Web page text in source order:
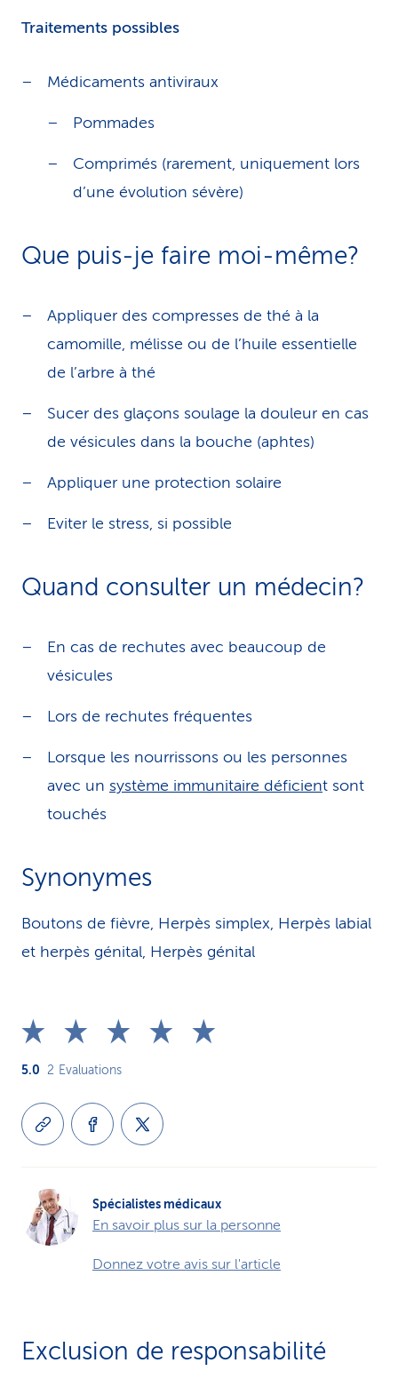
Traitements possibles
Médicaments antiviraux
Pommades
Comprimés (rarement, uniquement lors
d’une évolution sévère)
Que puis-je faire moi-même?
Appliquer des compresses de thé à la
camomille, mélisse ou de l’huile essentielle
de l’arbre à thé
Sucer des glaçons soulage la douleur en cas
de vésicules dans la bouche (aphtes)
Appliquer une protection solaire
Eviter le stress, si possible
Quand consulter un médecin?
En cas de rechutes avec beaucoup de
vésicules
Lors de rechutes fréquentes
Lorsque les nourrissons ou les personnes
avec un système immunitaire déficient sont
touchés
Synonymes
Boutons de fièvre, Herpès simplex, Herpès labial
et herpès génital, Herpès génital
5.0 2 Evaluations
Spécialistes médicaux
En savoir plus sur la personne
Donnez votre avis sur l'article
Exclusion de responsabilité